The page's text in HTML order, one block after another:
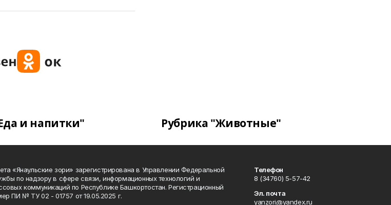
и напитки" Рубрика "Животные"
«Янаульские зори» зарегистрирована в Управлении Федеральной
по надзору в сфере связи, информационных технологий и
коммуникаций по Республике Башкортостан. Регистрационный
ПИ № ТУ 02 - 01757 от 19.05.2025 г.
Телефон
8 (34760) 5-57-42
Эл. почта
yanzori@yandex.ru